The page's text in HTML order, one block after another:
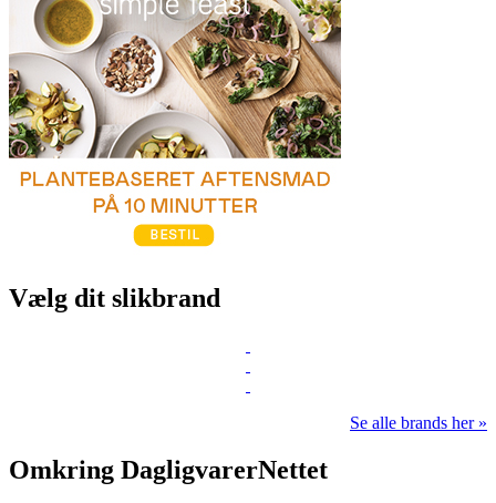
Vælg dit slikbrand
Se alle brands her »
Omkring DagligvarerNettet